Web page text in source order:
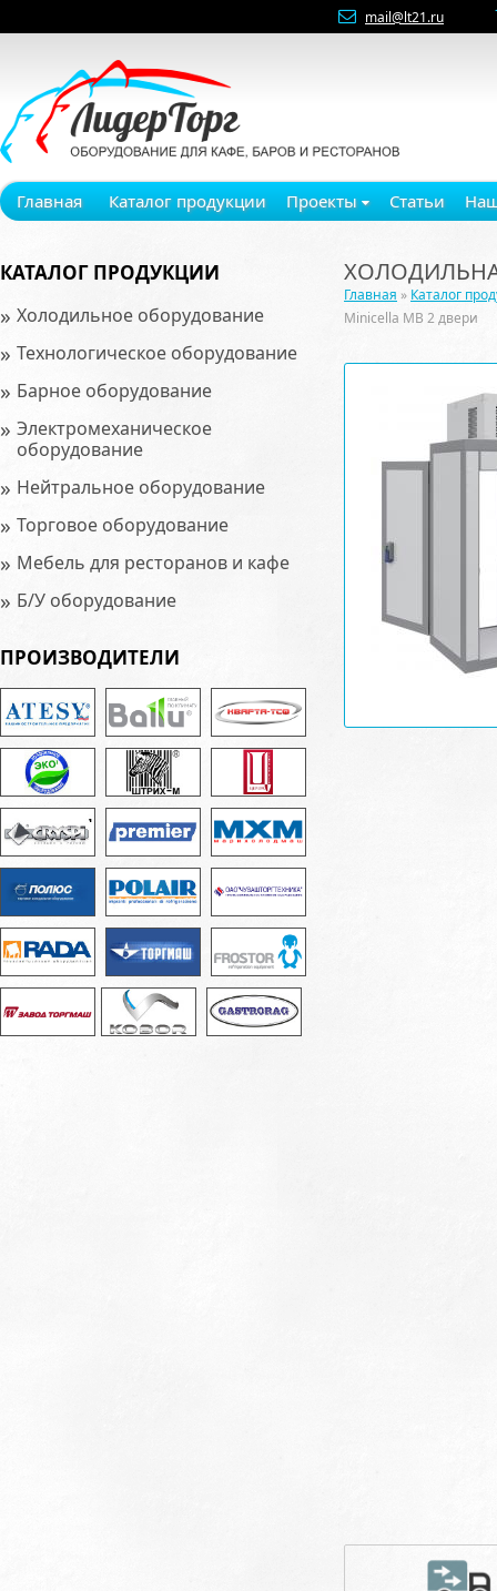
mail@lt21.ru
Главная Каталог продукции Проекты Статьи
КАТАЛОГ ПРОДУКЦИИ
» Холодильное оборудование
» Технологическое оборудование
» Барное оборудование
» Электромеханическое
оборудование
» Нейтральное оборудование
» Торговое оборудование
» Мебель для ресторанов и кафе
» Б/У оборудование
ПРОИЗВОДИТЕЛИ
Главная » Каталог
Мinicellа МВ 2 двери